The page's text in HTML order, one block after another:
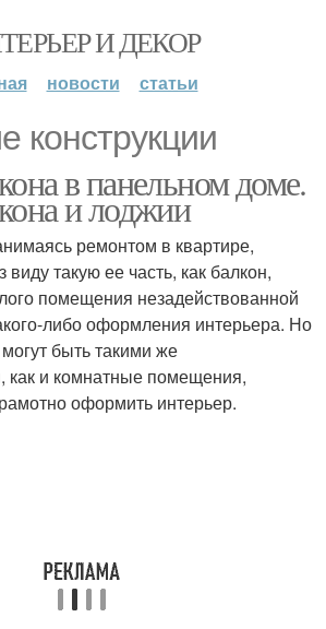
И ДЕКОР
новости статьи
конструкции
в панельном доме.
и лоджии
ремонтом в квартире,
виду такую ее часть, как балкон,
помещения незадействованной
либо оформления интерьера. Но
быть такими же
и комнатные помещения,
оформить интерьер.